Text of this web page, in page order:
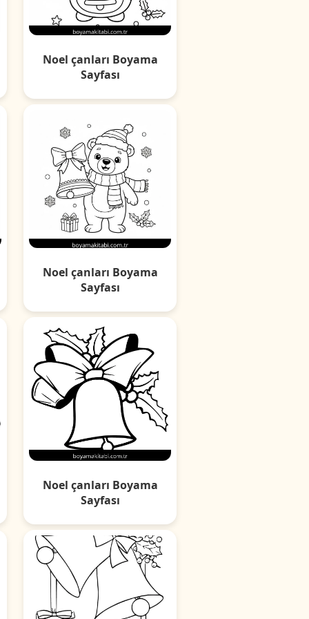
Noel çanları Boyama
Sayfası
Noel çanları Boyama
Sayfası
Noel çanları Boyama
Sayfası